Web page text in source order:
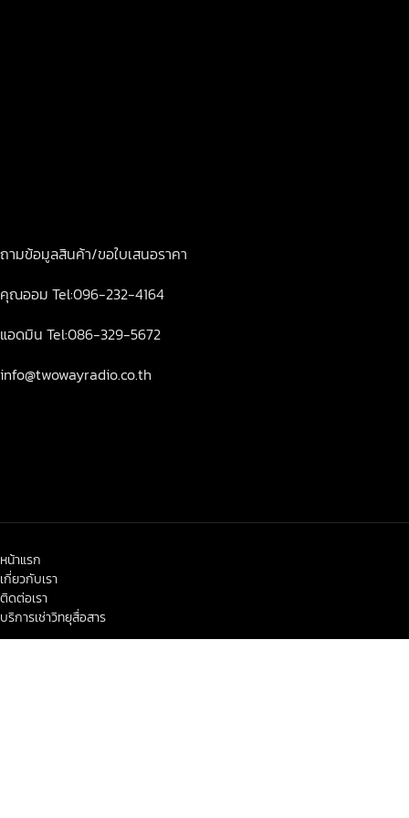
ถามข้อมูลสินค้า/ขอใบเสนอราคา
คุณออม Tel:096-232-4164
แอดมิน Tel:086-329-5672
info@twowayradio.co.th
หน้าแรก
เกี่ยวกับเรา
ติดต่อเรา
บริการเช่าวิทยุสื่อสาร